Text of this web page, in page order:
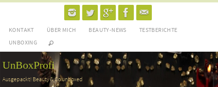
springen
KONTAKT ÜBER MICH BEAUTY-NEWS
TESTBERICHTE
UNBOXING
UnBoxProfi
Ausgepackt! Beauty & Co unboxed